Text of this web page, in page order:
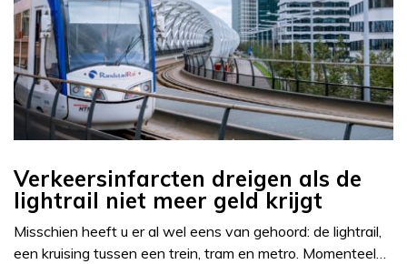
Verkeersinfarcten dreigen als de
lightrail niet meer geld krijgt
Misschien heeft u er al wel eens van gehoord: de lightrail,
een kruising tussen een trein, tram en metro. Momenteel…